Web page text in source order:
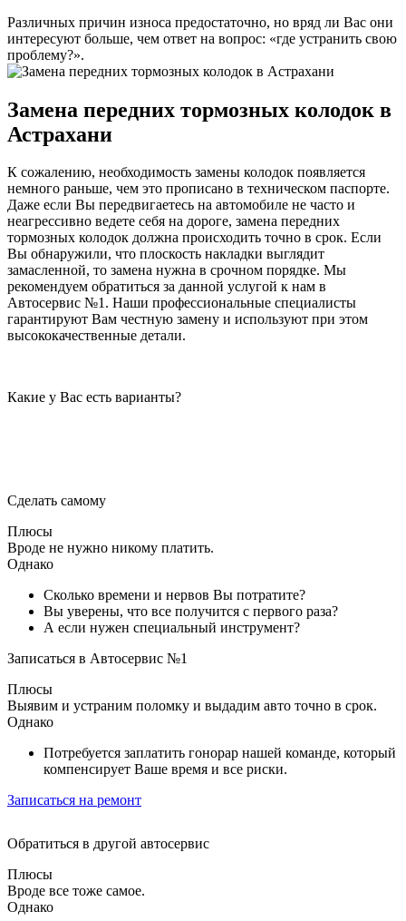
Различных причин износа предостаточно, но вряд ли Вас они
интересуют больше, чем ответ на вопрос: «где устранить свою
проблему?».
Замена передних тормозных колодок в
Астрахани
К сожалению, необходимость замены колодок появляется
немного раньше, чем это прописано в техническом паспорте.
Даже если Вы передвигаетесь на автомобиле не часто и
неагрессивно ведете себя на дороге, замена передних
тормозных колодок должна происходить точно в срок. Если
Вы обнаружили, что плоскость накладки выглядит
замасленной, то замена нужна в срочном порядке. Мы
рекомендуем обратиться за данной услугой к нам в
Автосервис №1. Наши профессиональные специалисты
гарантируют Вам честную замену и используют при этом
высококачественные детали.
Какие у Вас есть варианты?
Сделать самому
Плюсы
Вроде не нужно никому платить.
Однако
Сколько времени и нервов Вы потратите?
Вы уверены, что все получится с первого раза?
А если нужен специальный инструмент?
Записаться в Автосервис №1
Плюсы
Выявим и устраним поломку и выдадим авто точно в срок.
Однако
Потребуется заплатить гонорар нашей команде, который
компенсирует Ваше время и все риски.
Записаться на ремонт
Обратиться в другой автосервис
Плюсы
Вроде все тоже самое.
Однако